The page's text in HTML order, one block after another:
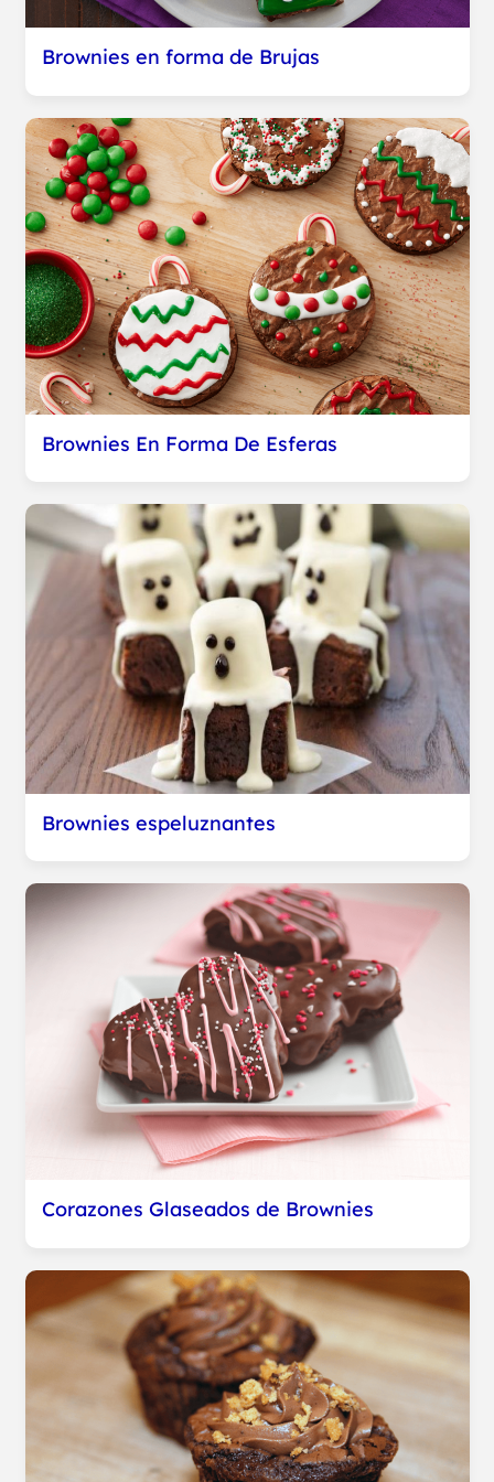
Brownies en forma de Brujas
Brownies En Forma De Esferas
Brownies espeluznantes
Corazones Glaseados de Brownies